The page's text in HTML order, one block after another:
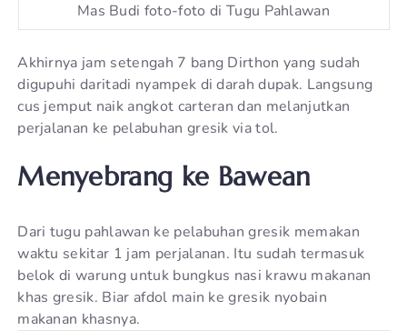
Mas Budi foto-foto di Tugu Pahlawan
Akhirnya jam setengah 7 bang Dirthon yang sudah
digupuhi daritadi nyampek di darah dupak. Langsung
cus jemput naik angkot carteran dan melanjutkan
perjalanan ke pelabuhan gresik via tol.
Menyebrang ke Bawean
Dari tugu pahlawan ke pelabuhan gresik memakan
waktu sekitar 1 jam perjalanan. Itu sudah termasuk
belok di warung untuk bungkus nasi krawu makanan
khas gresik. Biar afdol main ke gresik nyobain
makanan khasnya.